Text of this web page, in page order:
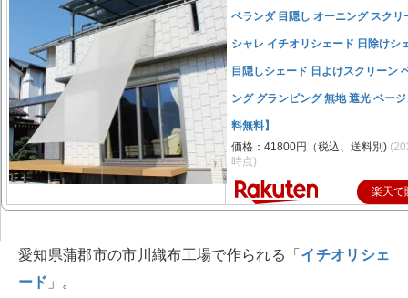
ベランダ 目隠し オーニング スクリ
シャレ イチオリシェード 日除けシ
目隠しシェード 日よけスクリーン
ング グランピング 無地 遮光 ベー
料無料】
価格：41800円（税込、送料別)
時点)
楽天で
愛知県蒲郡市の市川織布工場で作られる「 イチオリシェ
ード 」。